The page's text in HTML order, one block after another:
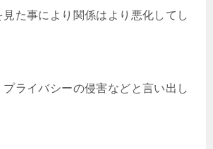
た事により関係はより悪化してし
ライバシーの侵害などと言い出し